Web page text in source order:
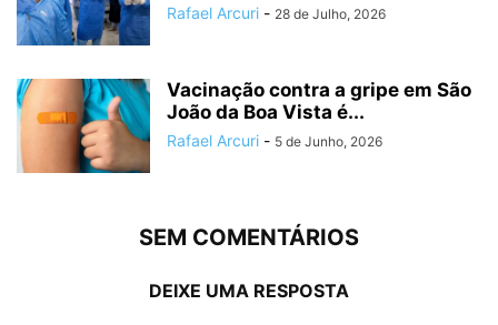
Rafael Arcuri - 28 de Julho, 2026
Vacinação contra a gripe em São
João da Boa Vista é...
Rafael Arcuri - 5 de Junho, 2026
SEM COMENTÁRIOS
DEIXE UMA RESPOSTA